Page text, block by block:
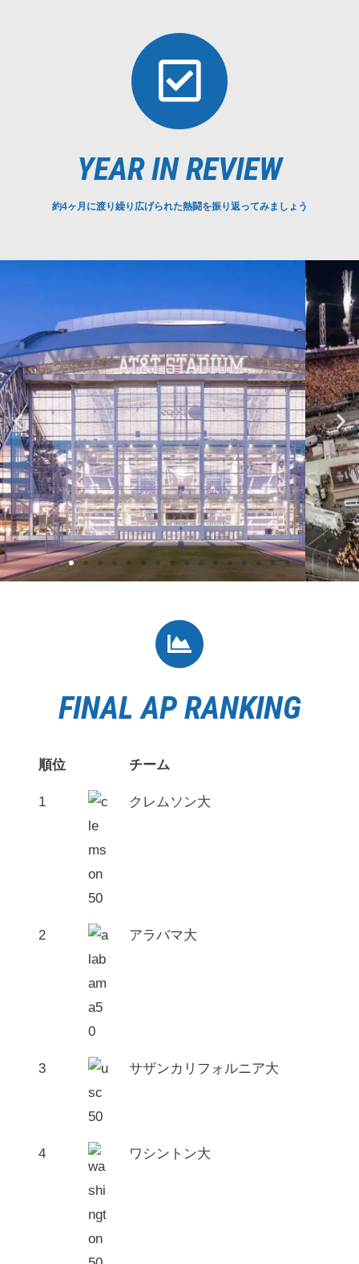
YEAR IN REVIEW
約4ヶ月に渡り繰り広げられた熱闘を振り返ってみましょう
Week 1
今季開幕戦の目玉は1位のアラバマ大と20位の
決でした。大きな期待を集めたこのマッチア
ップでしたが、蓋を開けてみれば・・・。そ
出だしから話題を振りまいてくれました。
Continue
FINAL AP RANKING
順位 チーム
1 クレムソン大
2 アラバマ大
3 サザンカリフォルニア大
4 ワシントン大